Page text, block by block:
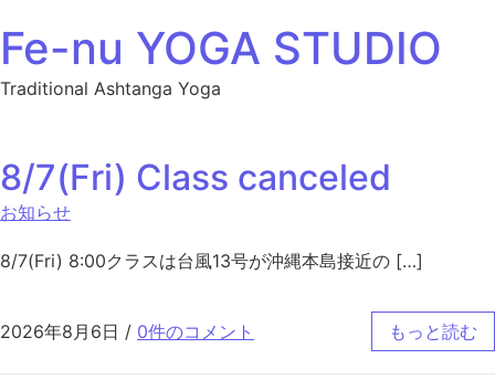
Fe-nu YOGA STUDIO
Traditional Ashtanga Yoga
8/7(Fri) Class canceled
お知らせ
8/7(Fri) 8:00クラスは台風13号が沖縄本島接近の […]
2026年8月6日 / 0件のコメント もっと読む